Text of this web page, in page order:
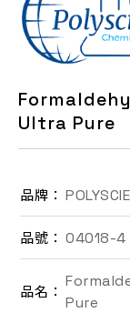
Ultra Pure
品牌：
品號： 04018-4
品名：
Pure
最新消息
檔案下載
EN